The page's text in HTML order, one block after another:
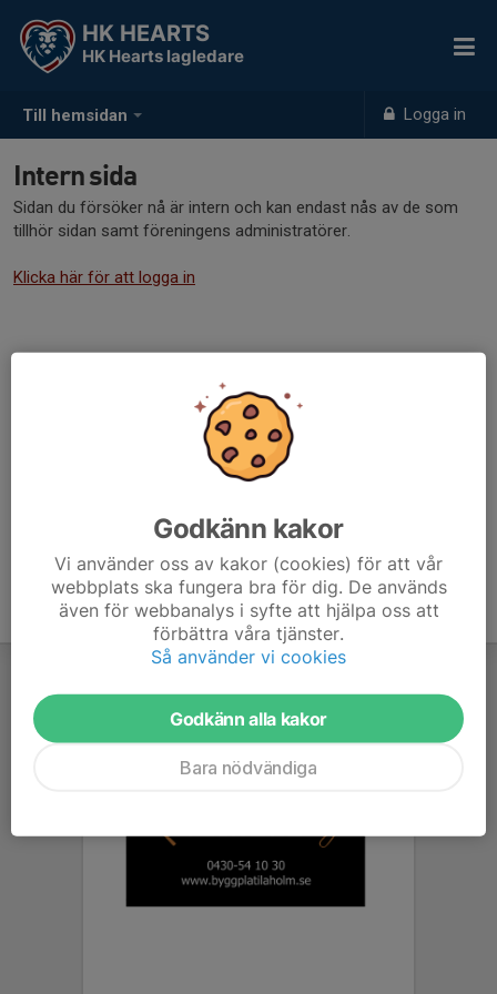
Till hemsidan Logga in
HK HEARTS
HK Hearts lagledare
Intern sida
Sidan du försöker nå är intern och kan endast nås av de som
tillhör sidan samt föreningens administratörer.
Klicka här för att logga in
Godkänn kakor
Vi använder oss av kakor (cookies) för att vår
webbplats ska fungera bra för dig. De används
även för webbanalys i syfte att hjälpa oss att
förbättra våra tjänster.
Så använder vi cookies
Godkänn alla kakor
Bara nödvändiga